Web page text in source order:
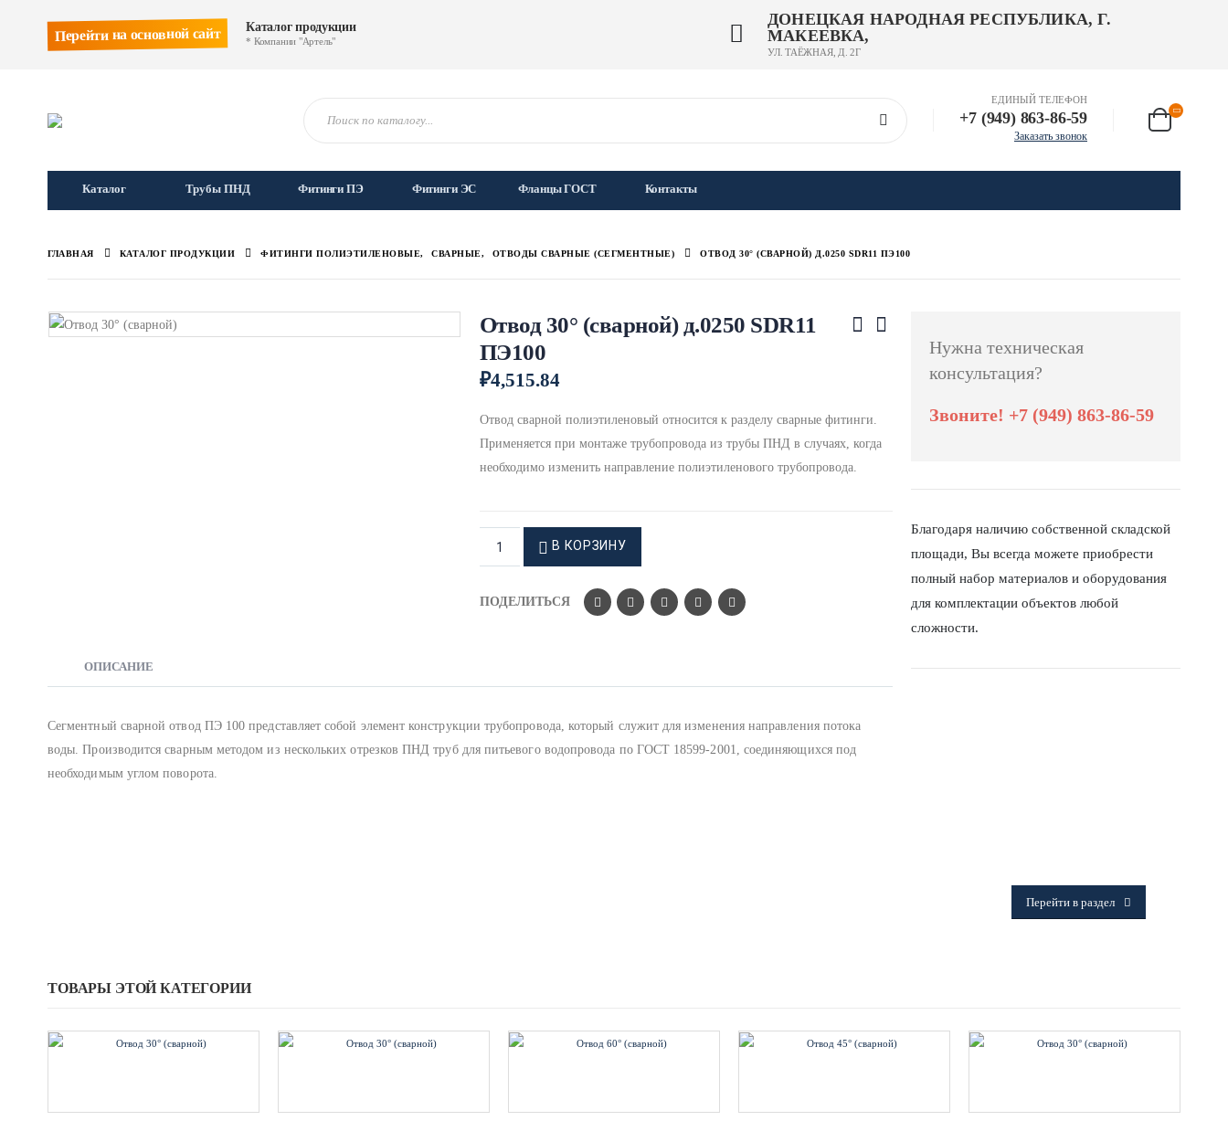
ДОНЕЦКАЯ НАРОДНАЯ РЕСПУБЛИКА, Г.
МАКЕЕВКА,
УЛ. ТАЁЖНАЯ, Д. 2Г
Перейти на основной сайт Каталог продукции
* Компании "Артель"
ЕДИНЫЙ ТЕЛЕФОН
+7 (949) 863-86-59
Заказать звонок
Каталог Трубы ПНД Фитинги ПЭ Фитинги ЭС Фланцы ГОСТ Контакты
ГЛАВНАЯ КАТАЛОГ ПРОДУКЦИИ ФИТИНГИ ПОЛИЭТИЛЕНОВЫЕ, СВАРНЫЕ, ОТВОДЫ СВАРНЫЕ (СЕГМЕНТНЫЕ) ОТВОД 30° (СВАРНОЙ) Д.0250 SDR11 ПЭ100
Отвод 30° (сварной) д.0250 SDR11
ПЭ100
₽4,515.84
Отвод сварной полиэтиленовый относится к разделу сварные фитинги.
Применяется при монтаже трубопровода из трубы ПНД в случаях, когда
необходимо изменить направление полиэтиленового трубопровода.
В КОРЗИНУ
ПОДЕЛИТЬСЯ
ОПИСАНИЕ
Сегментный сварной отвод ПЭ 100 представляет собой элемент конструкции трубопровода, который служит для изменения направления потока
воды. Производится сварным методом из нескольких отрезков ПНД труб для питьевого водопровода по ГОСТ 18599-2001, соединяющихся под
необходимым углом поворота.
Нужна техническая
консультация?
Звоните! +7 (949) 863-86-59
Благодаря наличию собственной складской
площади, Вы всегда можете приобрести
полный набор материалов и оборудования
для комплектации объектов любой
сложности.
Перейти в раздел
ТОВАРЫ ЭТОЙ КАТЕГОРИИ